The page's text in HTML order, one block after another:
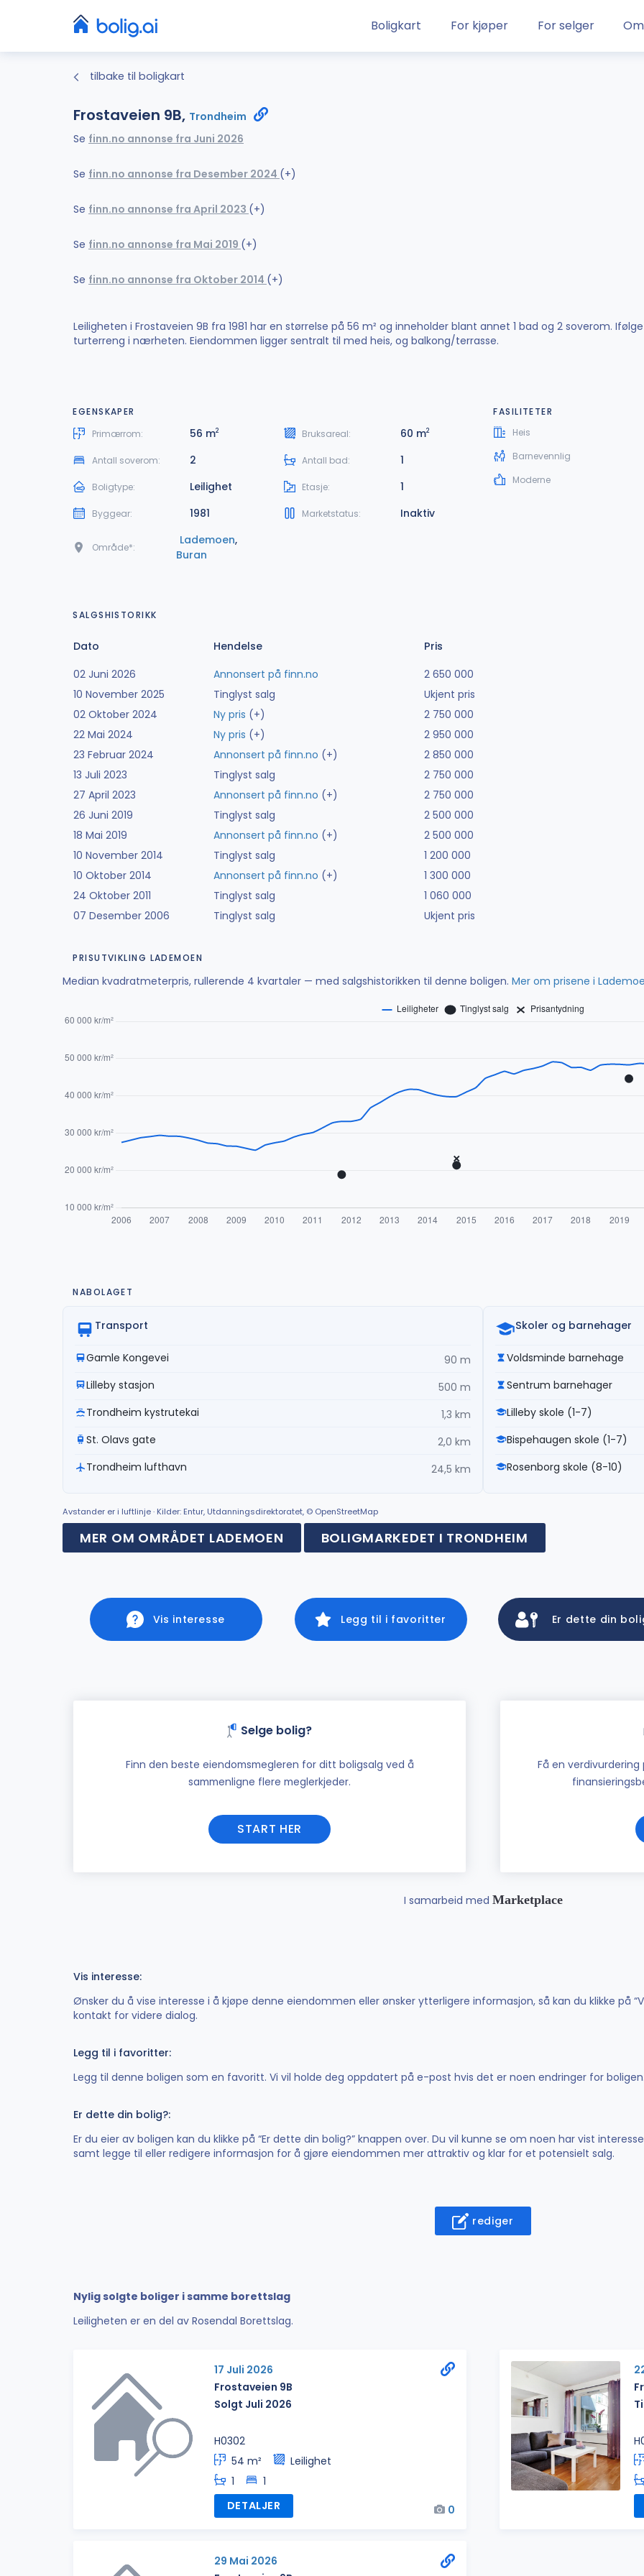
Boligkart For kjøper For selger
tilbake til boligkart
Frostaveien 9B, Trondheim
Se finn.no annonse fra Juni 2026
Se finn.no annonse fra Desember 2024 (+)
Se finn.no annonse fra April 2023 (+)
Se finn.no annonse fra Mai 2019 (+)
Se finn.no annonse fra Oktober 2014 (+)
Leiligheten i Frostaveien 9B fra 1981 har en størrelse på 56 m² og inneholder blant annet 1 bad og 2 soverom.
turterreng i nærheten. Eiendommen ligger sentralt til med heis, og balkong/terrasse.
EGENSKAPER
Primærrom:
56 m2 Bruksareal: 60 m2
Antall soverom: 2 Antall bad: 1
Boligtype: Leilighet Etasje: 1
Byggear: 1981 Marketstatus: Inaktiv
Område*:
Lademoen,
Buran
FASILITETER
Heis
Barnevennlig
Moderne
SALGSHISTORIKK
Dato Hendelse
Pris
02 Juni 2026
Annonsert på finn.no
2 650 000
10 November 2025
Tinglyst salg
Ukjent pris
02 Oktober 2024
Ny pris (+)
2 750 000
22 Mai 2024
Ny pris (+)
2 950 000
23 Februar 2024
Annonsert på finn.no (+)
2 850 000
13 Juli 2023
Tinglyst salg
2 750 000
27 April 2023
Annonsert på finn.no (+)
2 750 000
26 Juni 2019
Tinglyst salg
2 500 000
18 Mai 2019
Annonsert på finn.no (+)
2 500 000
10 November 2014
Tinglyst salg
1 200 000
10 Oktober 2014
Annonsert på finn.no (+)
1 300 000
24 Oktober 2011
Tinglyst salg
1 060 000
07 Desember 2006
Tinglyst salg Ukjent pris
PRISUTVIKLING LADEMOEN
Median kvadratmeterpris, rullerende 4 kvartaler — med salgshistorikken til denne boligen. Mer om prisene i
NABOLAGET
Transport
Gamle Kongevei
90 m
Lilleby stasjon
500 m
Trondheim kystrutekai
1,3 km
St. Olavs gate
2,0 km
Trondheim lufthavn
24,5 km
Skoler og barnehager
Voldsminde barnehage
Sentrum barnehager
Lilleby skole (1-7)
Bispehaugen skole (1-7)
Rosenborg skole (8-10)
Avstander er i luftlinje · Kilder: Entur, Utdanningsdirektoratet, © OpenStreetMap
MER OM OMRÅDET LADEMOEN BOLIGMARKEDET I TRONDHEIM
Vis interesse Legg til i favoritter Er dette din
Selge bolig?
Finn den beste eiendomsmegleren for ditt boligsalg ved å
sammenligne flere meglerkjeder.
START HER
Få en
I samarbeid med Marketplace
Vis interesse:
Ønsker du å vise interesse i å kjøpe denne eiendommen eller ønsker ytterligere informasjon, så kan du klikke på
kontakt for videre dialog.
Legg til i favoritter:
Legg til denne boligen som en favoritt. Vi vil holde deg oppdatert på e-post hvis det er noen endringer for
Er dette din bolig?:
Er du eier av boligen kan du klikke på “Er dette din bolig?” knappen over. Du vil kunne se om noen har vist
samt legge til eller redigere informasjon for å gjøre eiendommen mer attraktiv og klar for et potensielt salg.
rediger
Nylig solgte boliger i samme borettslag
Leiligheten er en del av Rosendal Borettslag.
17 Juli 2026
Frostaveien 9B
Solgt Juli 2026
H0302
54 m²
Leilighet
1
1
DETALJER
0
29 Mai 2026